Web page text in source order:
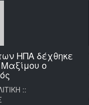
ΗΠΑ δέχθηκε
ο
::